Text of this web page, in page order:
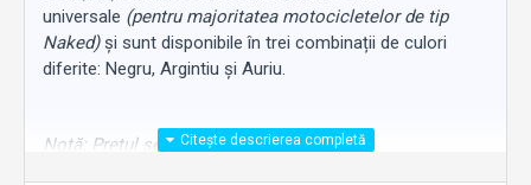
universale (pentru majoritatea motocicletelor de tip
Naked)și sunt disponibile în trei combinații de culori
diferite: Negru, Argintiu și Auriu.
Notă: Prețul se referă la kit-ul de 2 bucăți.